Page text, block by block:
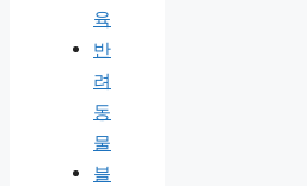
육
반
려
동
물
블